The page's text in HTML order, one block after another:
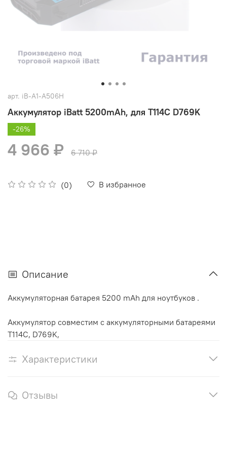
арт. iB-A1-A506H
Аккумулятор iBatt 5200mAh, для T114C D769K
(0) В избранное
-26%
4 966 ₽ 6 710 ₽
Описание
Аккумуляторная батарея 5200 mAh для ноутбуков .
Аккумулятор cовместим с аккумуляторными батареями
T114C, D769K,
Характеристики
Отзывы